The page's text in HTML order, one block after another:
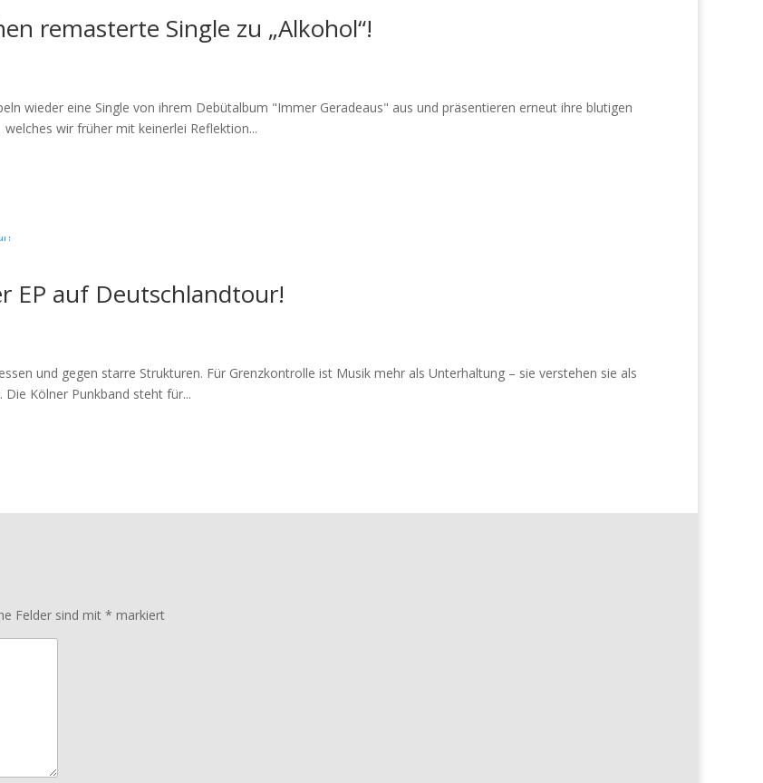
remasterte Single zu „Alkohol“!
wieder eine Single von ihrem Debütalbum "Immer Geradeaus" aus und präsentieren erneut ihre blutigen
wir früher mit keinerlei Reflektion...
EP auf Deutschlandtour!
und gegen starre Strukturen. Für Grenzkontrolle ist Musik mehr als Unterhaltung – sie verstehen sie als
Kölner Punkband steht für...
Felder sind mit * markiert